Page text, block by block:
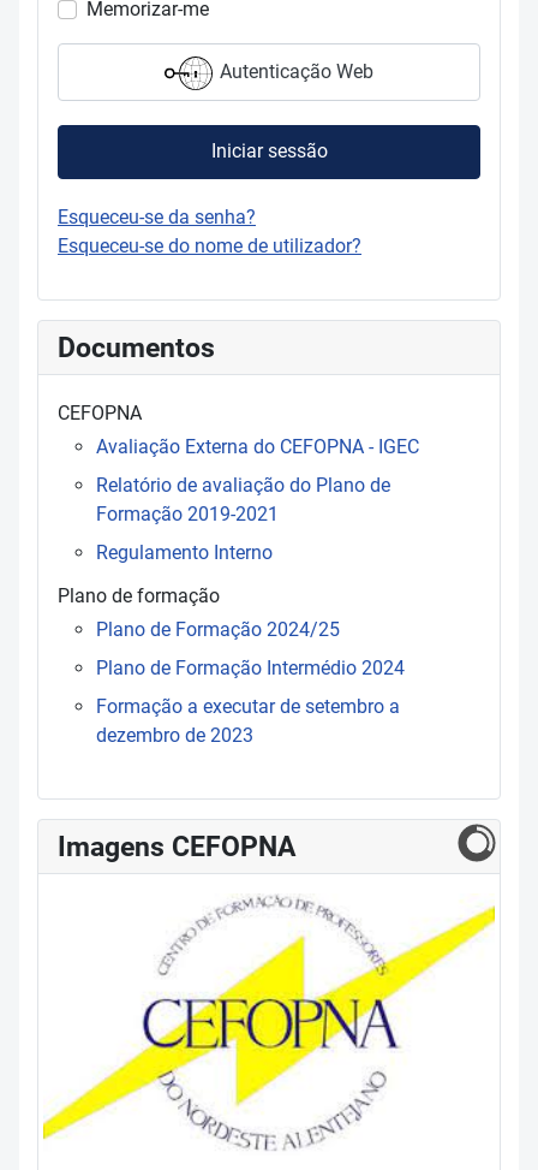
Memorizar-me
Autenticação Web
Iniciar sessão
Esqueceu-se da senha?
Esqueceu-se do nome de utilizador?
Documentos
CEFOPNA
Avaliação Externa do CEFOPNA - IGEC
Relatório de avaliação do Plano de
Formação 2019-2021
Regulamento Interno
Plano de formação
Plano de Formação 2024/25
Plano de Formação Intermédio 2024
Formação a executar de setembro a
dezembro de 2023
Imagens CEFOPNA